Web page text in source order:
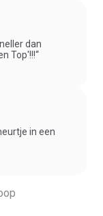
dan
Top'!!!“
in een